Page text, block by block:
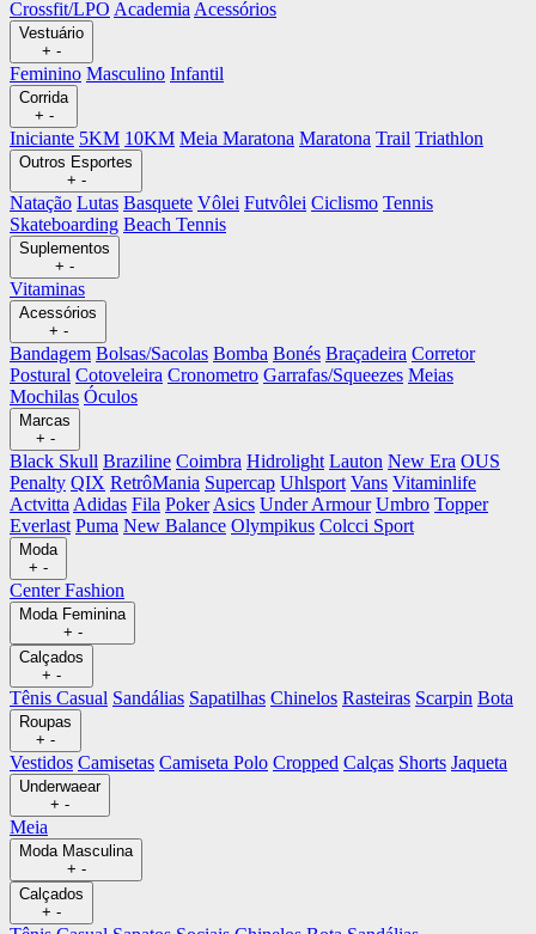
Crossfit/LPO Academia Acessórios
Vestuário
+ -
Feminino Masculino Infantil
Corrida
+ -
Iniciante 5KM 10KM Meia Maratona Maratona Trail Triathlon
Outros Esportes
+ -
Natação Lutas Basquete Vôlei Futvôlei Ciclismo Tennis
Skateboarding Beach Tennis
Suplementos
+ -
Vitaminas
Acessórios
+ -
Bandagem Bolsas/Sacolas Bomba Bonés Braçadeira Corretor
Postural Cotoveleira Cronometro Garrafas/Squeezes Meias
Mochilas Óculos
Marcas
+ -
Black Skull Braziline Coimbra Hidrolight Lauton New Era OUS
Penalty QIX RetrôMania Supercap Uhlsport Vans Vitaminlife
Actvitta Adidas Fila Poker Asics Under Armour Umbro Topper
Everlast Puma New Balance Olympikus Colcci Sport
Moda
+ -
Center Fashion
Moda Feminina
+ -
Calçados
+ -
Tênis Casual Sandálias Sapatilhas Chinelos Rasteiras Scarpin Bota
Roupas
+ -
Vestidos Camisetas Camiseta Polo Cropped Calças Shorts Jaqueta
Underwaear
+ -
Meia
Moda Masculina
+ -
Calçados
+ -